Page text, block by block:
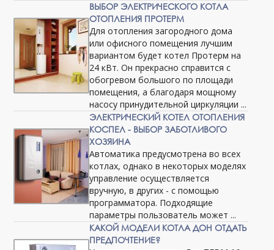
ВЫБОР ЭЛЕКТРИЧЕСКОГО КОТЛА
ОТОПЛЕНИЯ ПРОТЕРМ
Для отопления загородного дома
или офисного помещения лучшим
вариантом будет котел Протерм на
24 кВт. Он прекрасно справится с
обогревом большого по площади
помещения, а благодаря мощному
насосу принудительной циркуляции ...
ЭЛЕКТРИЧЕСКИЙ КОТЕЛ ОТОПЛЕНИЯ
КОСПЕЛ - ВЫБОР ЗАБОТЛИВОГО
ХОЗЯИНА
Автоматика предусмотрена во всех
котлах, однако в некоторых моделях
управление осуществляется
вручную, в других - с помощью
программатора. Подходящие
параметры пользователь может ...
КАКОЙ МОДЕЛИ КОТЛА ДОН ОТДАТЬ
ПРЕДПОЧТЕНИЕ?